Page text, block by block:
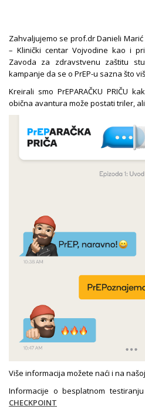
Zahvaljujemo se prof.dr Danieli
– Klinički centar Vojvodine kao i
Zavoda za zdravstvenu zaštitu
kampanje da se o PrEP-u sazna što
Kreirali smo PrEPARAČKU PRIČU
obična avantura može postati triler,
Više informacija možete naći i na
Informacije o besplatnom
CHECKPOINT